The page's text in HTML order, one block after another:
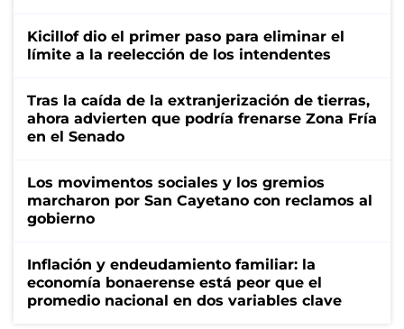
Kicillof dio el primer paso para eliminar el
límite a la reelección de los intendentes
Tras la caída de la extranjerización de tierras,
ahora advierten que podría frenarse Zona Fría
en el Senado
Los movimentos sociales y los gremios
marcharon por San Cayetano con reclamos al
gobierno
Inflación y endeudamiento familiar: la
economía bonaerense está peor que el
promedio nacional en dos variables clave